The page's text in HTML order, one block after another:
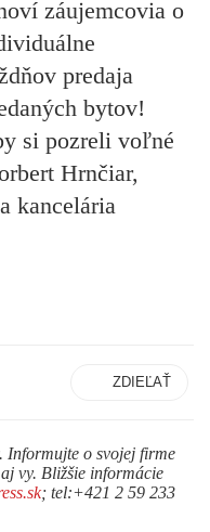
záujemcovia o
predaja
bytov!
si pozreli voľné
Hrnčiar,
kancelária
ZDIEĽAŤ
Informujte o svojej firme
vy. Bližšie informácie
; tel:+421 2 59 233